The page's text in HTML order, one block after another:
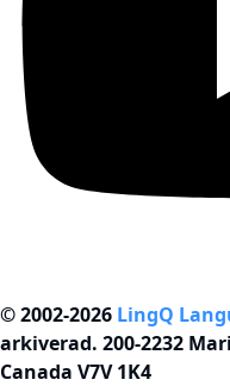
© 2002-2026 LingQ
arkiverad. 200-2232
Canada V7V 1K4